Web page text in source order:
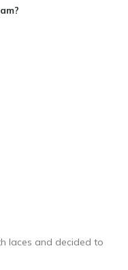
laces and decided to